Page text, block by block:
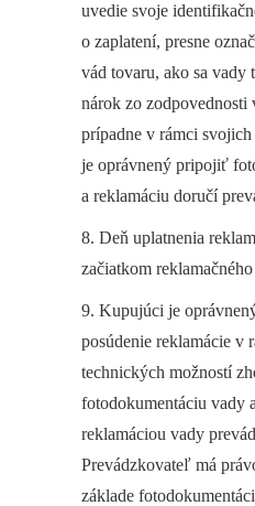
uvedie svoje
o zaplatení, presne
vád tovaru, ako sa vady
nárok zo zodpovednosti
prípadne v rámci
je oprávnený pripojiť
a reklamáciu doručí
8. Deň uplatnenia
začiatkom
9. Kupujúci je
posúdenie reklamácie v
technických možností
fotodokumentáciu vady
reklamáciou vady
Prevádzkovateľ má
základe